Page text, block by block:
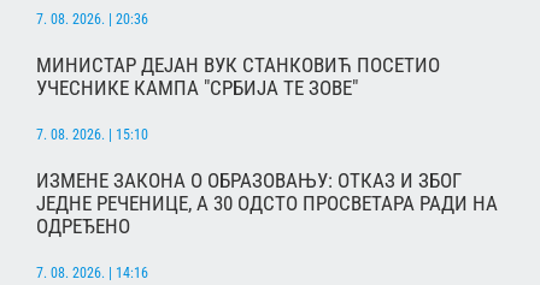
7. 08. 2026. | 20:36
МИНИСТАР ДЕЈАН ВУК СТАНКОВИЋ ПОСЕТИО
УЧЕСНИКЕ КАМПА "СРБИЈА ТЕ ЗОВЕ"
7. 08. 2026. | 15:10
ИЗМЕНЕ ЗАКОНА О ОБРАЗОВАЊУ: ОТКАЗ И ЗБОГ
ЈЕДНЕ РЕЧЕНИЦЕ, А 30 ОДСТО ПРОСВЕТАРА РАДИ НА
ОДРЕЂЕНО
7. 08. 2026. | 14:16